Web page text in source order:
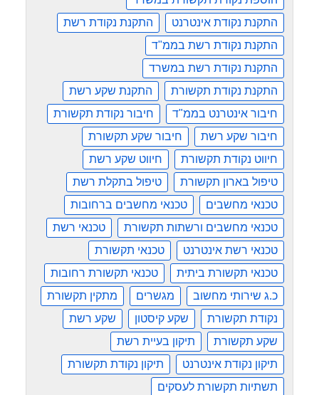
התקנת נקודת אינטרנט
התקנת נקודת רשת
התקנת נקודת רשת בממ"ד
התקנת נקודת רשת במשרד
התקנת נקודת תקשורת
התקנת שקע רשת
חיבור אינטרנט בממ"ד
חיבור נקודת תקשורת
חיבור שקע רשת
חיבור שקע תקשורת
חיווט נקודת תקשורת
חיווט שקע רשת
טיפול בארון תקשורת
טיפול בתקלת רשת
טכנאי מחשבים
טכנאי מחשבים ברחובות
טכנאי מחשבים ורשתות תקשורת
טכנאי רשת
טכנאי רשת אינטרנט
טכנאי תקשורת
טכנאי תקשורת ביתית
טכנאי תקשורת רחובות
כ.ג שירותי מחשוב
מגשרים
מתקין תקשורת
נקודת תקשורת
שקע קיסטון
שקע רשת
שקע תקשורת
תיקון בעיית רשת
תיקון נקודת אינטרנט
תיקון נקודת תקשורת
תשתיות תקשורת לעסקים